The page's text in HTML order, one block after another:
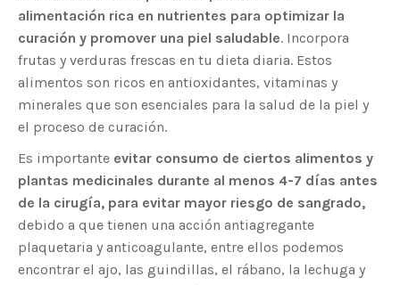
alimentación rica en nutrientes para optimizar la
curación y promover una piel saludable. Incorpora
frutas y verduras frescas en tu dieta diaria. Estos
alimentos son ricos en antioxidantes, vitaminas y
minerales que son esenciales para la salud de la piel y
el proceso de curación.
Es importante evitar consumo de ciertos alimentos y
plantas medicinales durante al menos 4-7 días antes
de la cirugía, para evitar mayor riesgo de sangrado,
debido a que tienen una acción antiagregante
plaquetaria y anticoagulante, entre ellos podemos
encontrar el ajo, las guindillas, el rábano, la lechuga y